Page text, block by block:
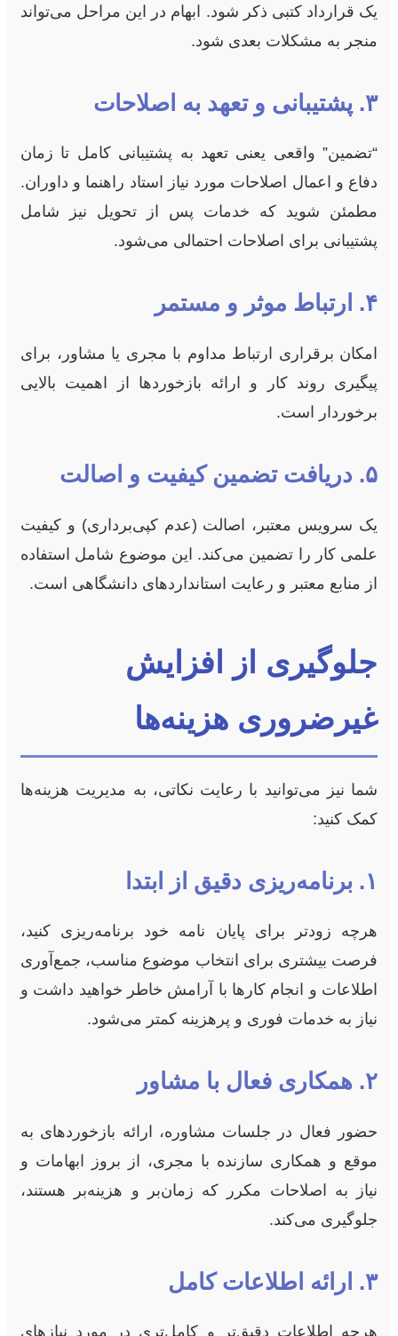
یک قرارداد کتبی ذکر شود. ابهام در این مراحل می‌تواند
منجر به مشکلات بعدی شود.
۳. پشتیبانی و تعهد به اصلاحات
“تضمین” واقعی یعنی تعهد به پشتیبانی کامل تا زمان
دفاع و اعمال اصلاحات مورد نیاز استاد راهنما و داوران.
مطمئن شوید که خدمات پس از تحویل نیز شامل
پشتیبانی برای اصلاحات احتمالی می‌شود.
۴. ارتباط موثر و مستمر
امکان برقراری ارتباط مداوم با مجری یا مشاور، برای
پیگیری روند کار و ارائه بازخوردها از اهمیت بالایی
برخوردار است.
۵. دریافت تضمین کیفیت و اصالت
یک سرویس معتبر، اصالت (عدم کپی‌برداری) و کیفیت
علمی کار را تضمین می‌کند. این موضوع شامل استفاده
از منابع معتبر و رعایت استاندارد‌های دانشگاهی است.
جلوگیری از افزایش
غیرضروری هزینه‌ها
شما نیز می‌توانید با رعایت نکاتی، به مدیریت هزینه‌ها
کمک کنید:
۱. برنامه‌ریزی دقیق از ابتدا
هرچه زودتر برای پایان نامه خود برنامه‌ریزی کنید،
فرصت بیشتری برای انتخاب موضوع مناسب، جمع‌آوری
اطلاعات و انجام کارها با آرامش خاطر خواهید داشت و
نیاز به خدمات فوری و پرهزینه کمتر می‌شود.
۲. همکاری فعال با مشاور
حضور فعال در جلسات مشاوره، ارائه بازخوردهای به
موقع و همکاری سازنده با مجری، از بروز ابهامات و
نیاز به اصلاحات مکرر که زمان‌بر و هزینه‌بر هستند،
جلوگیری می‌کند.
۳. ارائه اطلاعات کامل
هرچه اطلاعات دقیق‌تر و کامل‌تری در مورد نیازهای